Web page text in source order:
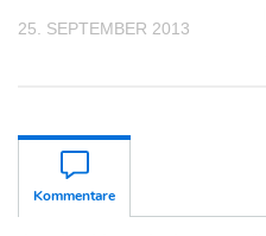
25. SEPTEMBER 2013